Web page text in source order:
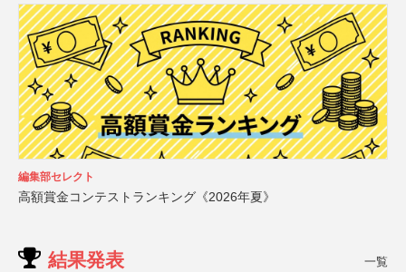
編集部セレクト
高額賞金コンテストランキング《2026年夏》
結果発表 一覧